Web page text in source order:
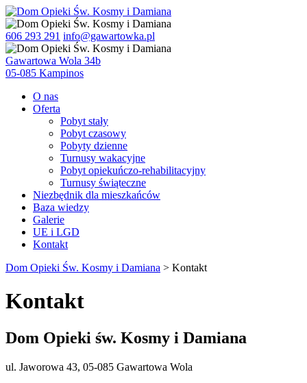
606 293 291 info@gawartowka.pl
Gawartowa Wola 34b
05-085 Kampinos
O nas
Oferta
Pobyt stały
Pobyt czasowy
Pobyty dzienne
Turnusy wakacyjne
Pobyt opiekuńczo-rehabilitacyjny
Turnusy świąteczne
Niezbędnik dla mieszkańców
Baza wiedzy
Galerie
UE i LGD
Kontakt
Dom Opieki Św. Kosmy i Damiana > Kontakt
Kontakt
Dom Opieki św. Kosmy i Damiana
ul. Jaworowa 43, 05-085 Gawartowa Wola